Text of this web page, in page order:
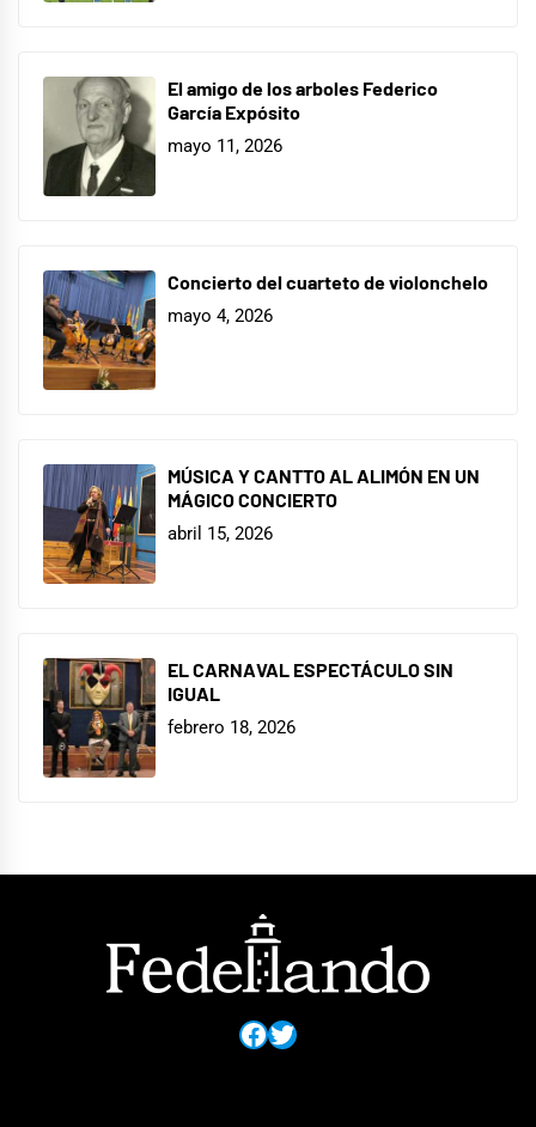
El amigo de los arboles Federico
García Expósito
mayo 11, 2026
Concierto del cuarteto de violonchelo
mayo 4, 2026
MÚSICA Y CANTTO AL ALIMÓN EN UN
MÁGICO CONCIERTO
abril 15, 2026
EL CARNAVAL ESPECTÁCULO SIN
IGUAL
febrero 18, 2026
Facebook
Twitter